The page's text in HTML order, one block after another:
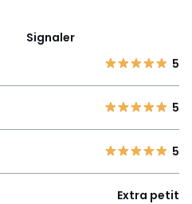
Signaler
5
5
5
Extra petit